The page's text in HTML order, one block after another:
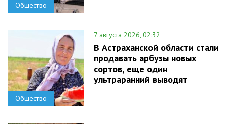
Общество
Общество
7 августа 2026, 02:32
В Астраханской области стали
продавать арбузы новых
сортов, еще один
ультраранний выводят